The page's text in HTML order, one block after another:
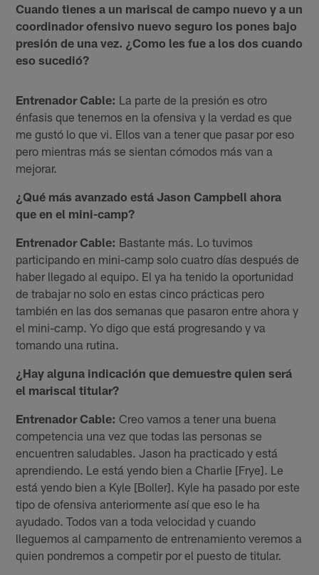
Cuando tienes a un mariscal de campo nuevo y a un
coordinador ofensivo nuevo seguro los pones bajo
presión de una vez. ¿Como les fue a los dos cuando
eso sucedió?
Entrenador Cable: La parte de la presión es otro
énfasis que tenemos en la ofensiva y la verdad es que
me gustó lo que vi. Ellos van a tener que pasar por eso
pero mientras más se sientan cómodos más van a
mejorar.
¿Qué más avanzado está Jason Campbell ahora
que en el mini-camp?
Entrenador Cable: Bastante más. Lo tuvimos
participando en mini-camp solo cuatro días después de
haber llegado al equipo. El ya ha tenido la oportunidad
de trabajar no solo en estas cinco prácticas pero
también en las dos semanas que pasaron entre ahora y
el mini-camp. Yo digo que está progresando y va
tomando una rutina.
¿Hay alguna indicación que demuestre quien será
el mariscal titular?
Entrenador Cable: Creo vamos a tener una buena
competencia una vez que todas las personas se
encuentren saludables. Jason ha practicado y está
aprendiendo. Le está yendo bien a Charlie [Frye]. Le
está yendo bien a Kyle [Boller]. Kyle ha pasado por este
tipo de ofensiva anteriormente así que eso le ha
ayudado. Todos van a toda velocidad y cuando
lleguemos al campamento de entrenamiento veremos a
quien pondremos a competir por el puesto de titular.